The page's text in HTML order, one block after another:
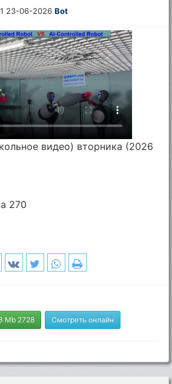
23-06-2026Bot
видео) вторника (2026
270
Mb 2728 Смотреть онлайн